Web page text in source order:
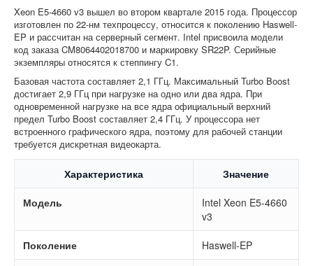
Xeon E5-4660 v3 вышел во втором квартале 2015 года. Процессор
изготовлен по 22-нм техпроцессу, относится к поколению Haswell-
EP и рассчитан на серверный сегмент. Intel присвоила модели
код заказа CM8064402018700 и маркировку SR22P. Серийные
экземпляры относятся к степпингу C1.
Базовая частота составляет 2,1 ГГц. Максимальный Turbo Boost
достигает 2,9 ГГц при нагрузке на одно или два ядра. При
одновременной нагрузке на все ядра официальный верхний
предел Turbo Boost составляет 2,4 ГГц. У процессора нет
встроенного графического ядра, поэтому для рабочей станции
требуется дискретная видеокарта.
Характеристика Значение
Модель
Intel Xeon E5-4660
v3
Поколение Haswell-EP